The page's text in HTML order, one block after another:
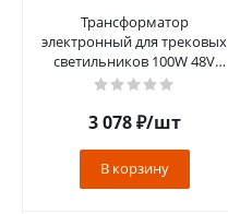
Трансформатор
электронный для трековых
светильников 100W 48V
(драйвер), LB48 белый
3 078₽/шт
В корзину